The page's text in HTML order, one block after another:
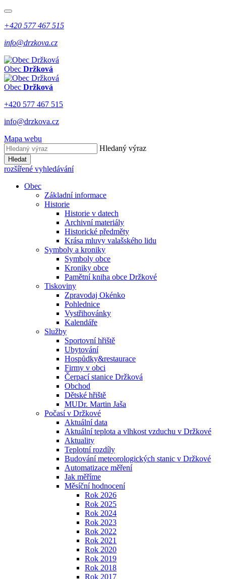
+420 577 467 515
info@drzkova.cz
Obec Držková
Obec Držková
+420 577 467 515
info@drzkova.cz
Mapa webu
Hledaný výraz
Hledat
rozšířené vyhledávání
Obec
Základní informace
Historie
Historie v datech
Archivní materiály
Historické předměty
Krása mluvy valašského lidu
Symboly a kroniky
Symboly obce
Kroniky obce
Pamětní kniha obce Držkové
Tiskoviny
Zpravodaj Okénko
Pohlednice
Vystřihovánky
Kalendáře
Služby
Sportovní hřiště
Ubytování
Hospůdky&restaurace
Firmy v obci
Čerpací stanice Držková
Obchod
Dětské hřiště
MUDr. Martin Jaša
Počasí v Držkové
Aktuální data
Aktuální teplota a vlhkost vzduchu v Držkové
Aktuality
Teplotní rozdíly
Budování meteorologických stanic v Držkové
Automatizace měření
Jak měříme
Měsíční hodnocení
Rok 2026
Rok 2025
Rok 2024
Rok 2023
Rok 2022
Rok 2021
Rok 2020
Rok 2019
Rok 2018
Rok 2017